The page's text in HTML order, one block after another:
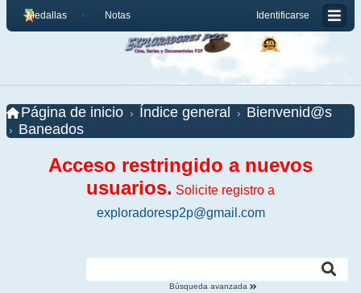
Identificarse
Medallas Notas
Página de inicio Índice general
Bienvenid@s
Baneados
Acceso restringido a nuevos
usuarios. Solicite registro a
exploradoresp2p@gmail.com
Búsqueda avanzada